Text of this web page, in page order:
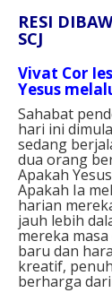
RESI
SCJ
Vivat Cor
Yesus
Sahabat
hari ini
sedang
dua orang
Apakah
Apakah Ia
harian
jauh lebih
mereka
baru dan
kreatif,
berharga